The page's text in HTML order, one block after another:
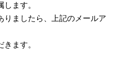
ます。
りましたら、上記のメールア
ます。